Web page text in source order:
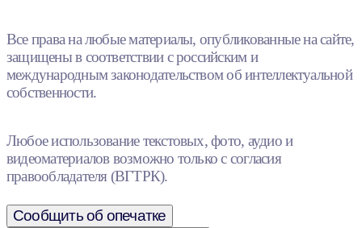
Все права на любые материалы, опубликованные на сайте,
защищены в соответствии с российским и
международным законодательством об интеллектуальной
собственности.
Любое использование текстовых, фото, аудио и
видеоматериалов возможно только с согласия
правообладателя (ВГТРК).
Сообщить об опечатке